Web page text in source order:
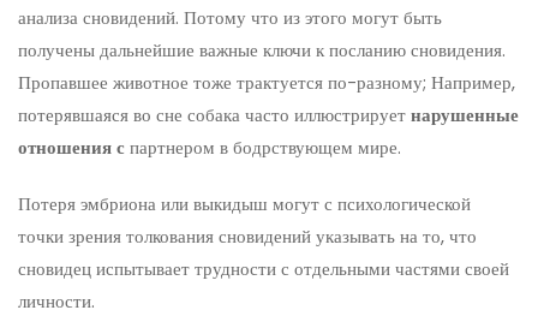
анализа сновидений. Потому что из этого могут быть
получены дальнейшие важные ключи к посланию сновидения.
Пропавшее животное тоже трактуется по-разному; Например,
потерявшаяся во сне собака часто иллюстрируетнарушенные
отношения с партнером в бодрствующем мире.
Потеря эмбриона или выкидыш могут с психологической
точки зрения толкования сновидений указывать на то, что
сновидец испытывает трудности с отдельными частями своей
личности.